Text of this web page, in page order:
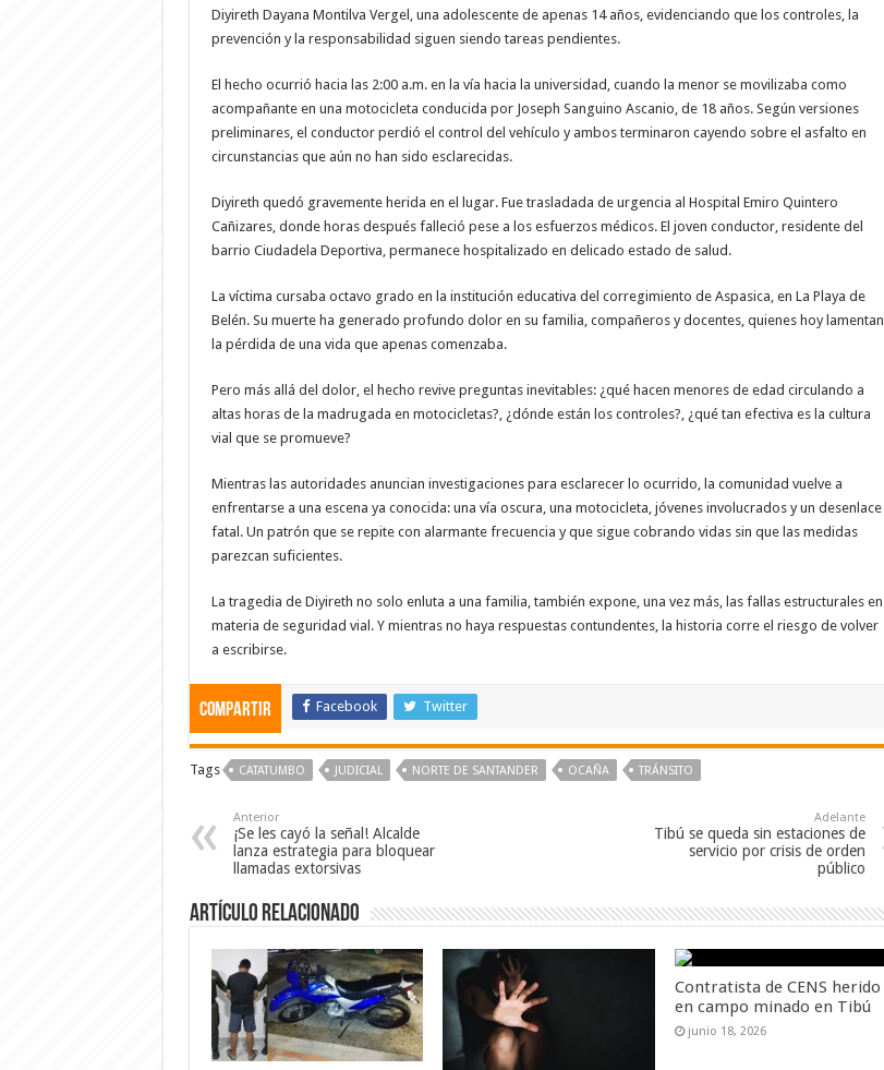
Diyireth Dayana Montilva Vergel, una adolescente de apenas 14 años, evidenciando que los controles, la
prevención y la responsabilidad siguen siendo tareas pendientes.
El hecho ocurrió hacia las 2:00 a.m. en la vía hacia la universidad, cuando la menor se movilizaba como
acompañante en una motocicleta conducida por Joseph Sanguino Ascanio, de 18 años. Según versiones
preliminares, el conductor perdió el control del vehículo y ambos terminaron cayendo sobre el asfalto en
circunstancias que aún no han sido esclarecidas.
Diyireth quedó gravemente herida en el lugar. Fue trasladada de urgencia al Hospital Emiro Quintero
Cañizares, donde horas después falleció pese a los esfuerzos médicos. El joven conductor, residente del
barrio Ciudadela Deportiva, permanece hospitalizado en delicado estado de salud.
La víctima cursaba octavo grado en la institución educativa del corregimiento de Aspasica, en La Playa de
Belén. Su muerte ha generado profundo dolor en su familia, compañeros y docentes, quienes hoy lamentan
la pérdida de una vida que apenas comenzaba.
Pero más allá del dolor, el hecho revive preguntas inevitables: ¿qué hacen menores de edad circulando a
altas horas de la madrugada en motocicletas?, ¿dónde están los controles?, ¿qué tan efectiva es la cultura
vial que se promueve?
Mientras las autoridades anuncian investigaciones para esclarecer lo ocurrido, la comunidad vuelve a
enfrentarse a una escena ya conocida: una vía oscura, una motocicleta, jóvenes involucrados y un desenlace
fatal. Un patrón que se repite con alarmante frecuencia y que sigue cobrando vidas sin que las medidas
parezcan suficientes.
La tragedia de Diyireth no solo enluta a una familia, también expone, una vez más, las fallas estructurales en
materia de seguridad vial. Y mientras no haya respuestas contundentes, la historia corre el riesgo de volver
a escribirse.
Compartir Facebook Twitter
Tags CATATUMBO JUDICIAL NORTE DE SANTANDER OCAÑA TRÁNSITO
Anterior
¡Se les cayó la señal! Alcalde
lanza estrategia para bloquear
llamadas extorsivas
Adelante
Tibú se queda sin estaciones de
servicio por crisis de orden
público
Artículo Relacionado
Contratista de CENS herido
en campo minado en Tibú
junio 18, 2026